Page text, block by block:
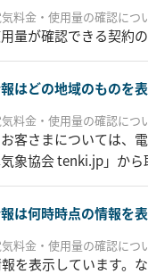
料金・使用量の確認につ
量が確認できる契約
はどの地域のものを
料金・使用量の確認につ
客さまについては、
象協会 tenki.jp」か
は何時時点の情報を
料金・使用量の確認につ
を表示しています。